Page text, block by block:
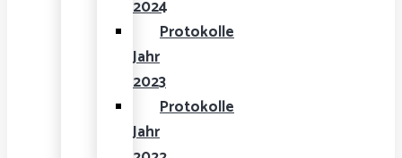
2024
Protokolle
Jahr
2023
Protokolle
Jahr